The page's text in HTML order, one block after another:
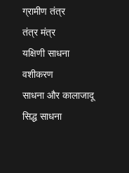
ग्रामीण तंत्र
तंत्र मंत्र
यक्षिणी साधना
वशीकरण
साधना और कालाजादू
सिद्ध साधना